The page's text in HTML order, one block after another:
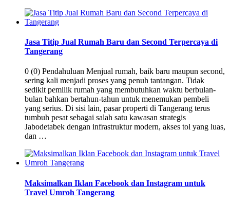
Jasa Titip Jual Rumah Baru dan Second Terpercaya di
Tangerang
0 (0) Pendahuluan Menjual rumah, baik baru maupun second,
sering kali menjadi proses yang penuh tantangan. Tidak
sedikit pemilik rumah yang membutuhkan waktu berbulan-
bulan bahkan bertahun-tahun untuk menemukan pembeli
yang serius. Di sisi lain, pasar properti di Tangerang terus
tumbuh pesat sebagai salah satu kawasan strategis
Jabodetabek dengan infrastruktur modern, akses tol yang luas,
dan …
Maksimalkan Iklan Facebook dan Instagram untuk
Travel Umroh Tangerang